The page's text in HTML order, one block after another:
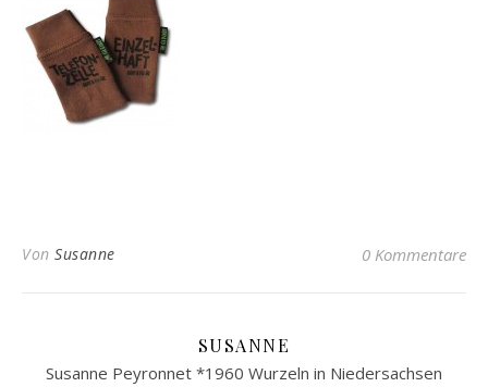
Von Susanne 0 Kommentare
SUSANNE
Susanne Peyronnet *1960 Wurzeln in Niedersachsen